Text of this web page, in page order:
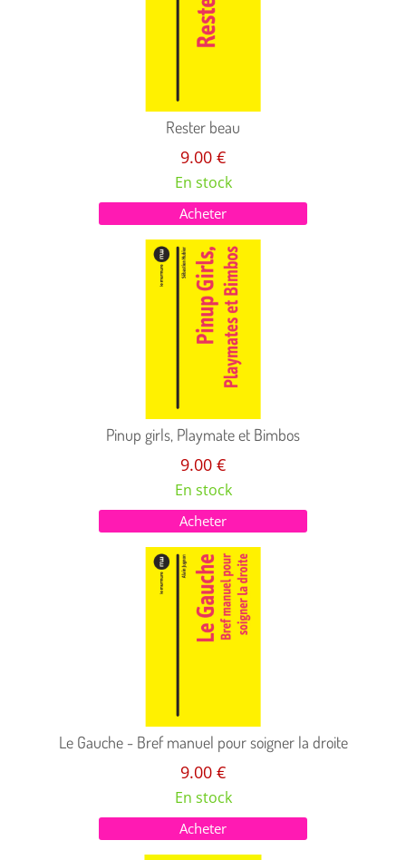
Rester beau
9.00 €
En stock
Acheter
Pinup girls, Playmate et Bimbos
9.00 €
En stock
Acheter
Le Gauche - Bref manuel pour soigner la droite
9.00 €
En stock
Acheter